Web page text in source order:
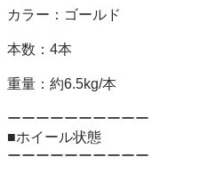
カラー：ゴールド
本数：4本
重量：約6.5kg/本
ーーーーーーーーーー
■ホイール状態
ーーーーーーーーーー